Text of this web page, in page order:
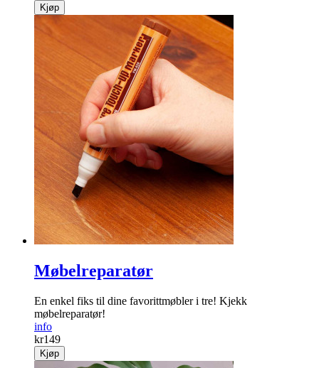
Kjøp
Møbelreparatør
En enkel fiks til dine favorittmøbler i tre! Kjekk
møbelreparatør!
info
kr149
Kjøp